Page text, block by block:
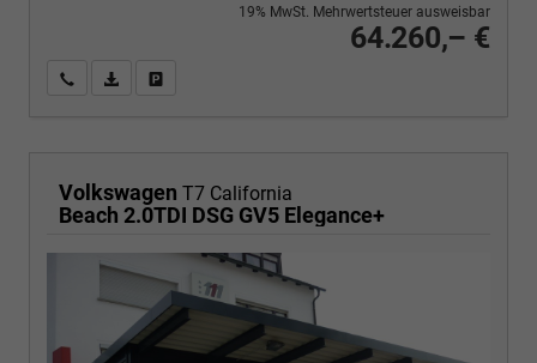
64.260,– €
19% MwSt. Mehrwertsteuer ausweisbar
Wir rufen Sie anPDF-Fahrzeugexposé drucken
Volkswagen T7 California
Beach 2.0TDI DSG GV5 Elegance+